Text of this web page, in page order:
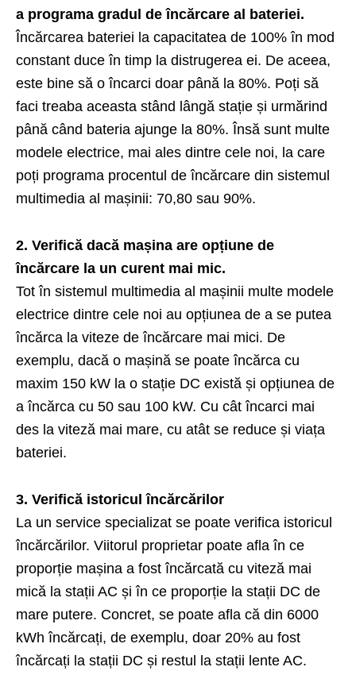
a programa gradul de încărcare al bateriei.
Încărcarea bateriei la capacitatea de 100% în mod
constant duce în timp la distrugerea ei. De aceea,
este bine să o încarci doar până la 80%. Poți să
faci treaba aceasta stând lângă stație și urmărind
până când bateria ajunge la 80%. Însă sunt multe
modele electrice, mai ales dintre cele noi, la care
poți programa procentul de încărcare din sistemul
multimedia al mașinii: 70,80 sau 90%.
2. Verifică dacă mașina are opțiune de
încărcare la un curent mai mic.
Tot în sistemul multimedia al mașinii multe modele
electrice dintre cele noi au opțiunea de a se putea
încărca la viteze de încărcare mai mici. De
exemplu, dacă o mașină se poate încărca cu
maxim 150 kW la o stație DC există și opțiunea de
a încărca cu 50 sau 100 kW. Cu cât încarci mai
des la viteză mai mare, cu atât se reduce și viața
bateriei.
3. Verifică istoricul încărcărilor
La un service specializat se poate verifica istoricul
încărcărilor. Viitorul proprietar poate afla în ce
proporție mașina a fost încărcată cu viteză mai
mică la stații AC și în ce proporție la stații DC de
mare putere. Concret, se poate afla că din 6000
kWh încărcați, de exemplu, doar 20% au fost
încărcați la stații DC și restul la stații lente AC.